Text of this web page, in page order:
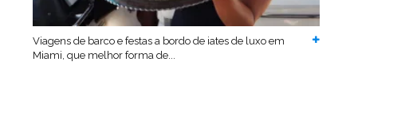
Viagens de barco e festas a bordo de iates de luxo em
Miami, que melhor forma de...